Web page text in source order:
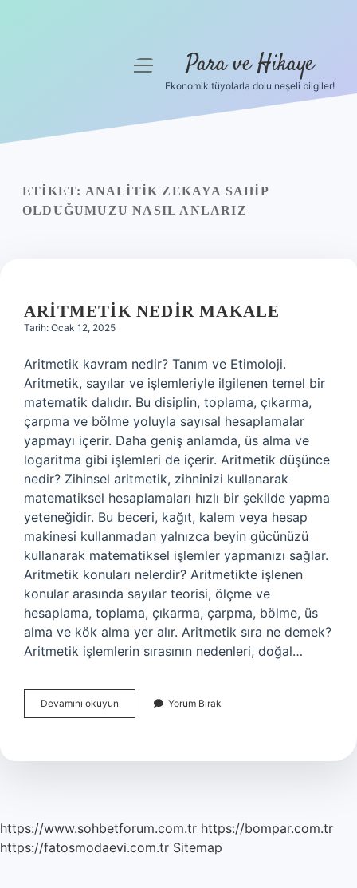
Yasal Uyarı
menüyü
Para ve Hikaye
Ekonomik tüyolarla dolu neşeli bilgiler!
ETIKET: ANALITIK ZEKAYA SAHIP
OLDUĞUMUZU NASIL ANLARIZ
ARITMETIK NEDIR MAKALE
Tarih: Ocak 12, 2025
Aritmetik kavram nedir? Tanım ve Etimoloji.
Aritmetik, sayılar ve işlemleriyle ilgilenen temel bir
matematik dalıdır. Bu disiplin, toplama, çıkarma,
çarpma ve bölme yoluyla sayısal hesaplamalar
yapmayı içerir. Daha geniş anlamda, üs alma ve
logaritma gibi işlemleri de içerir. Aritmetik düşünce
nedir? Zihinsel aritmetik, zihninizi kullanarak
matematiksel hesaplamaları hızlı bir şekilde yapma
yeteneğidir. Bu beceri, kağıt, kalem veya hesap
makinesi kullanmadan yalnızca beyin gücünüzü
kullanarak matematiksel işlemler yapmanızı sağlar.
Aritmetik konuları nelerdir? Aritmetikte işlenen
konular arasında sayılar teorisi, ölçme ve
hesaplama, toplama, çıkarma, çarpma, bölme, üs
alma ve kök alma yer alır. Aritmetik sıra ne demek?
Aritmetik işlemlerin sırasının nedenleri, doğal…
Devamını okuyun Aritmetik
Nedir
Yorum Bırak
https://www.sohbetforum.com.tr https://bompar.com.tr
https://fatosmodaevi.com.tr Sitemap